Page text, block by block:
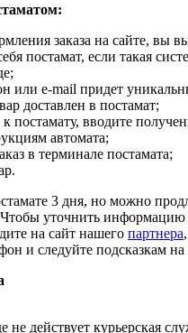
заказа на сайте, вы
постамат, если такая
или e-mail придет
доставлен в постамат;
постамату, вводите
автомата;
в терминале постамата;
3 дня, но можно
уточнить информацию
на сайт нашего партнера
и следуйте подсказкам на
не действует курьерская